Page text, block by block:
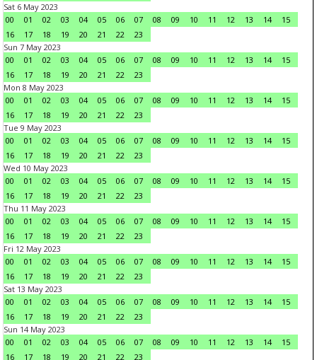
Sat 6 May 2023
00
01 02 03 04 05 06 07 08 09 10 11 12 13 14
15
16
17 18 19 20 21 22
23
Sun 7 May 2023
00
01 02 03 04 05 06 07 08 09 10 11 12 13 14
15
16
17 18 19 20 21 22
23
Mon 8 May 2023
00
01 02 03 04 05 06 07 08 09 10 11 12 13 14
15
16
17 18 19 20 21 22
23
Tue 9 May 2023
00
01 02 03 04 05 06 07 08 09 10 11 12 13 14
15
16
17 18 19 20 21 22
23
Wed 10 May 2023
00
01 02 03 04 05 06 07 08 09 10 11 12 13 14
15
16
17 18 19 20 21 22
23
Thu 11 May 2023
00
01 02 03 04 05 06 07 08 09 10 11 12 13 14
15
16
17 18 19 20 21 22
23
Fri 12 May 2023
00
01 02 03 04 05 06 07 08 09 10 11 12 13 14
15
16
17 18 19 20 21 22
23
Sat 13 May 2023
00
01 02 03 04 05 06 07 08 09 10 11 12 13 14
15
16
17 18 19 20 21 22
23
Sun 14 May 2023
00
01 02 03 04 05 06 07 08 09 10 11 12 13 14
15
16
17 18 19 20 21 22 23